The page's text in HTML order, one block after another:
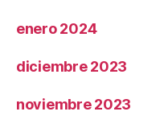
enero 2024
diciembre 2023
noviembre 2023